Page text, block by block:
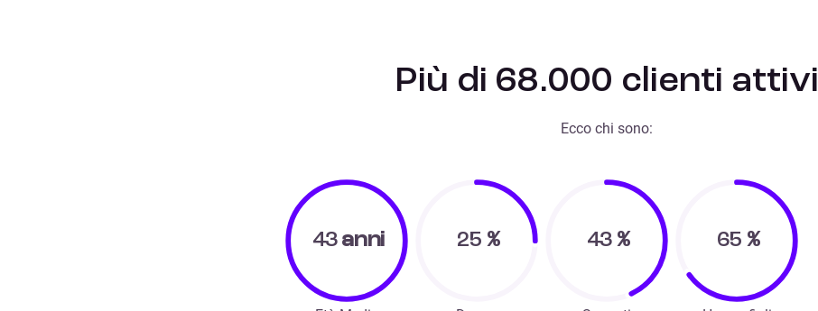
Più di 68.000 clienti attivi
Ecco chi sono:
43 anni 25 % 43 % 65 %